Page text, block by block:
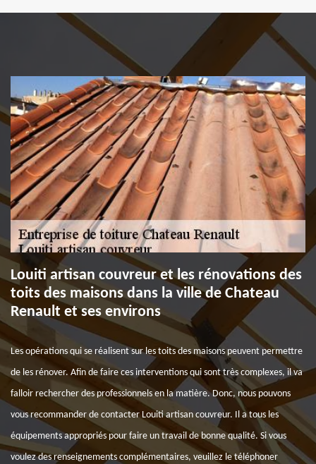
Louiti artisan couvreur et les rénovations des
toits des maisons dans la ville de Chateau
Renault et ses environs
Les opérations qui se réalisent sur les toits des maisons peuvent permettre
de les rénover. Afin de faire ces interventions qui sont très complexes, il va
falloir rechercher des professionnels en la matière. Donc, nous pouvons
vous recommander de contacter Louiti artisan couvreur. Il a tous les
équipements appropriés pour faire un travail de bonne qualité. Si vous
voulez des renseignements complémentaires, veuillez le téléphoner